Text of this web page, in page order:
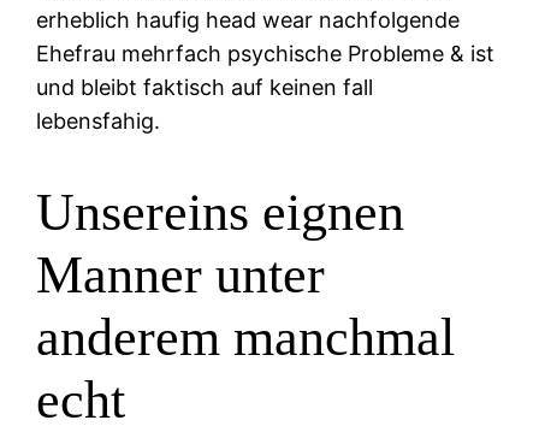
erheblich haufig head wear nachfolgende
Ehefrau mehrfach psychische Probleme & ist
und bleibt faktisch auf keinen fall
lebensfahig.
Unsereins eignen
Manner unter
anderem manchmal
echt